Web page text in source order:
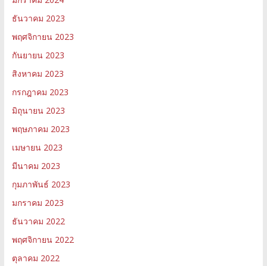
ธันวาคม 2023
พฤศจิกายน 2023
กันยายน 2023
สิงหาคม 2023
กรกฎาคม 2023
มิถุนายน 2023
พฤษภาคม 2023
เมษายน 2023
มีนาคม 2023
กุมภาพันธ์ 2023
มกราคม 2023
ธันวาคม 2022
พฤศจิกายน 2022
ตุลาคม 2022